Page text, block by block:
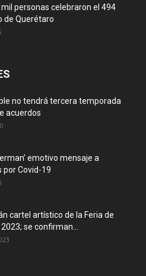
mil personas celebraron el 494
de Querétaro
no tendrá tercera temporada
acuerdos
emotivo mensaje a
por Covid-19
cartel artístico de la Feria de
se confirman...